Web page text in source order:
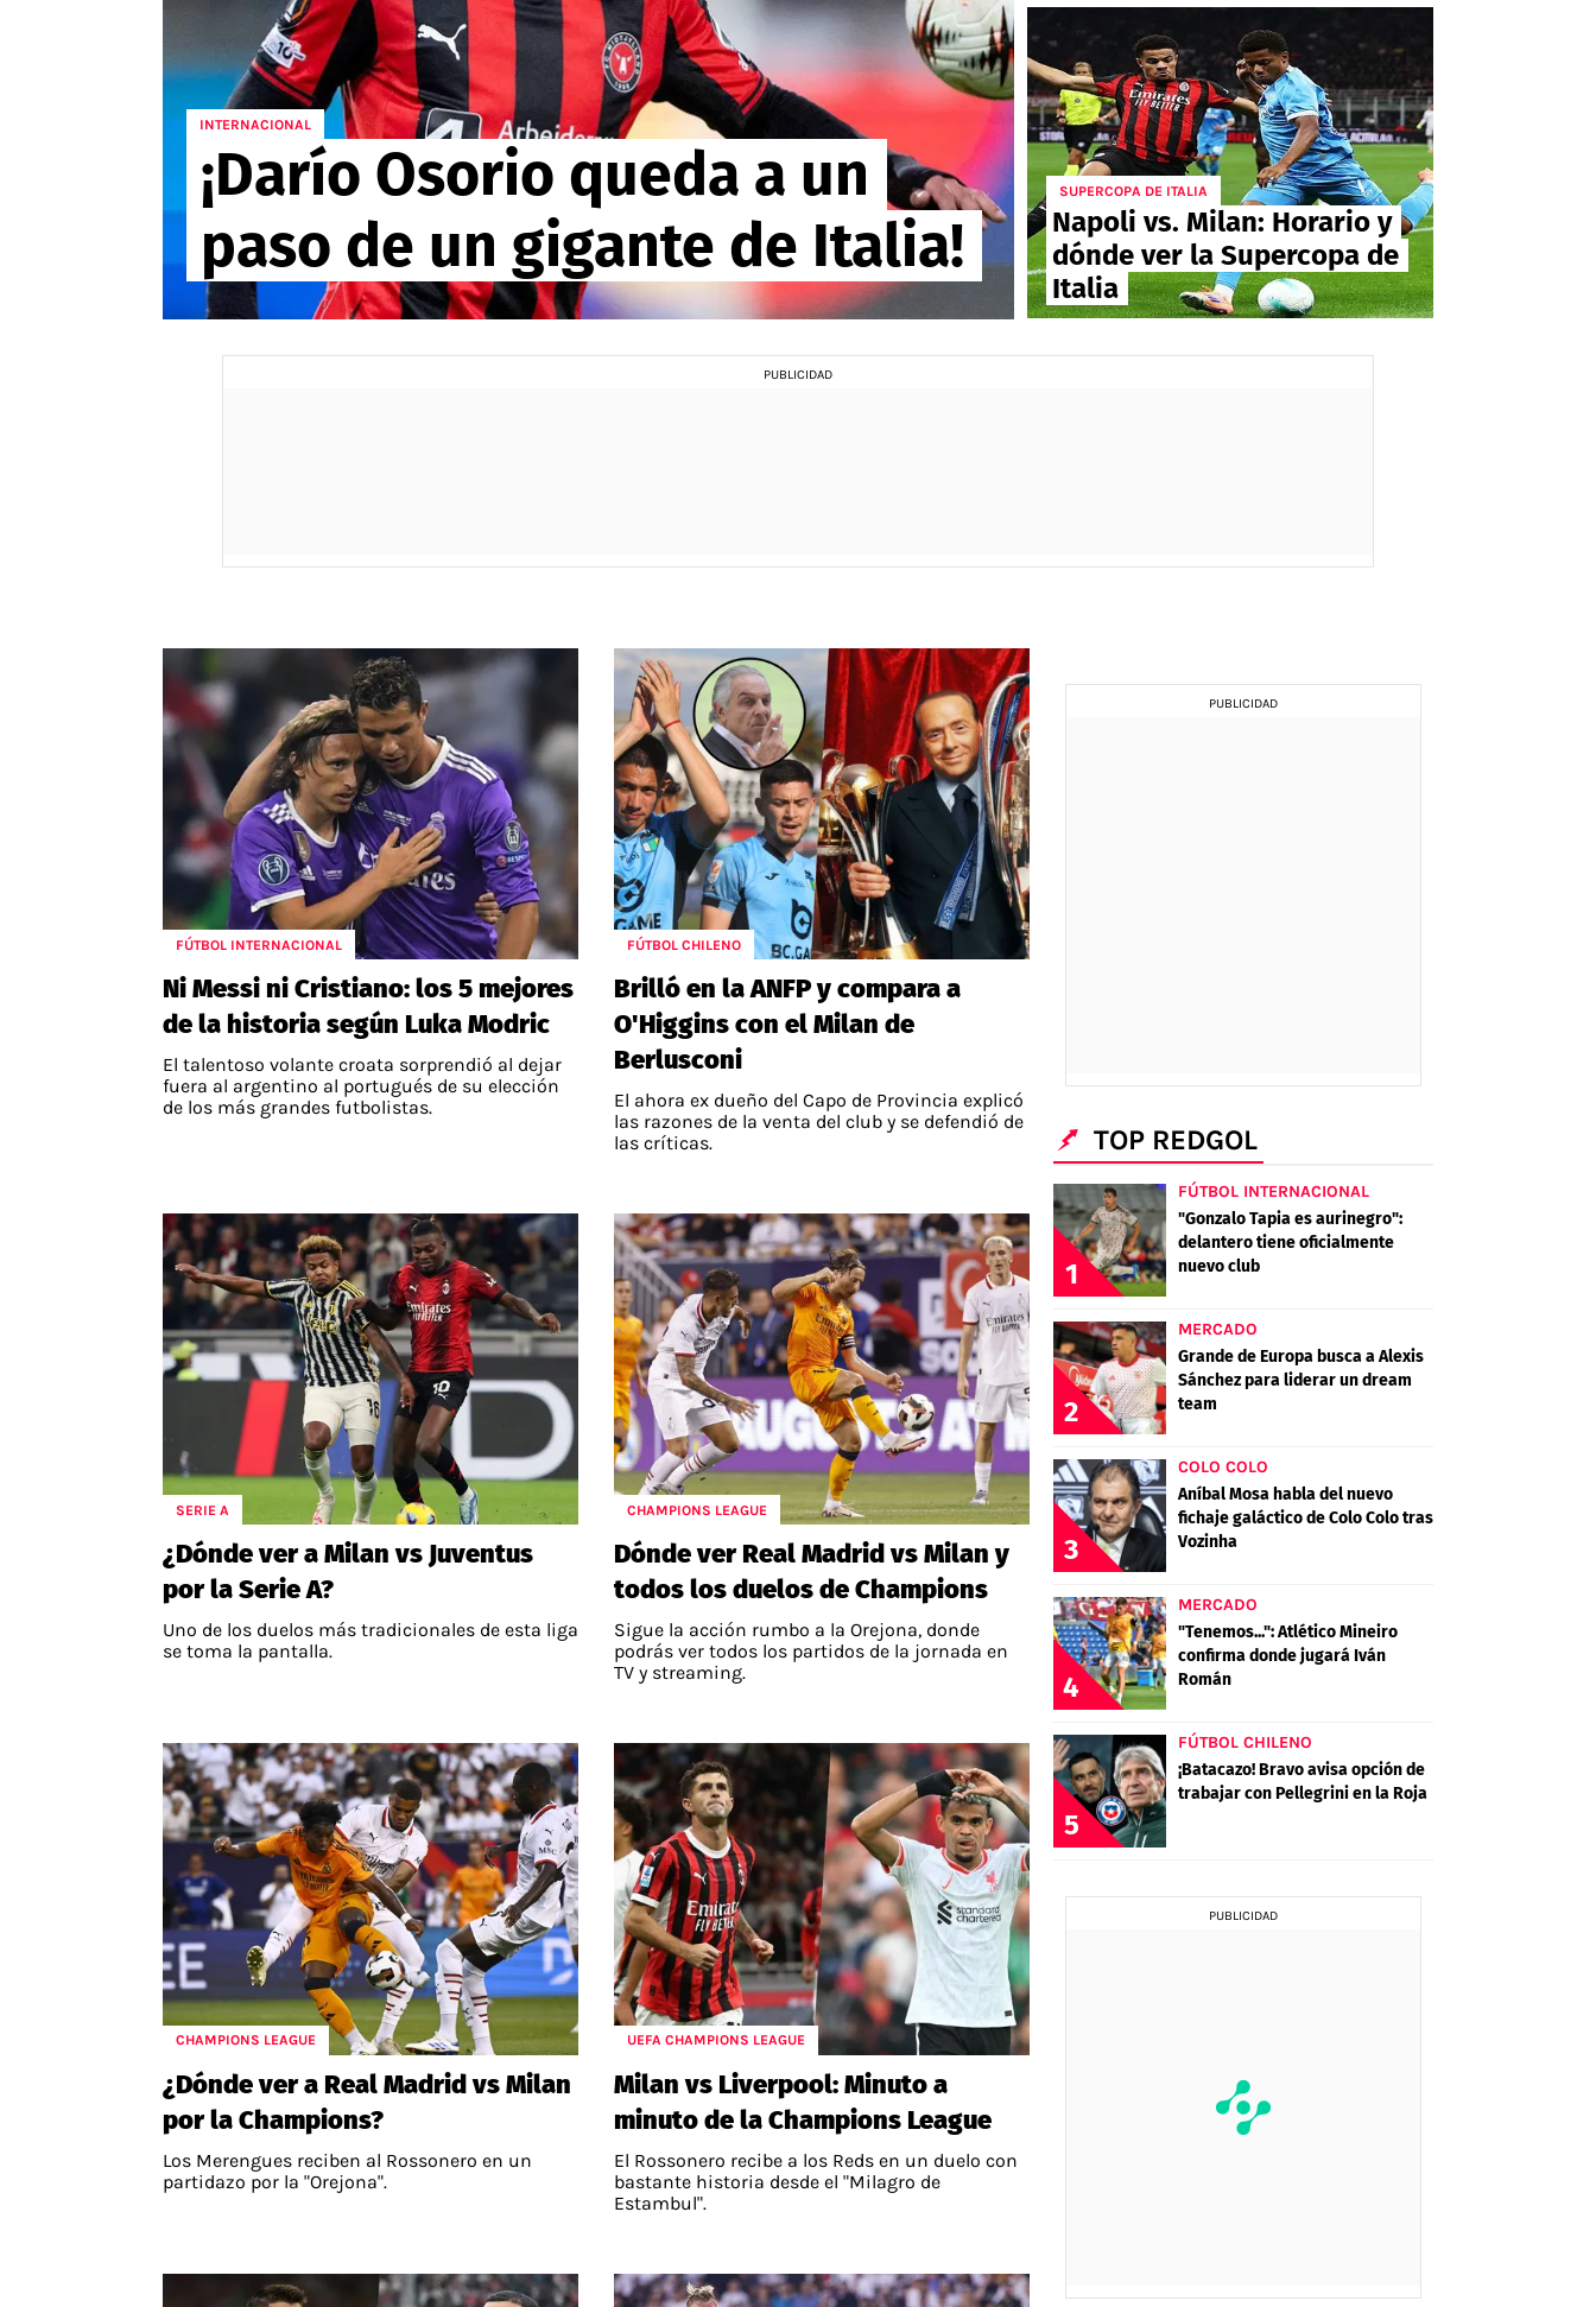
INTERNACIONAL
¡Darío Osorio queda a un
paso de un gigante de Italia!
SUPERCOPA DE ITALIA
Napoli vs. Milan: Horario y
dónde ver la Supercopa de
Italia
FÚTBOL INTERNACIONAL
Ni Messi ni Cristiano: los 5 mejores
de la historia según Luka Modric
El talentoso volante croata sorprendió al dejar
fuera al argentino al portugués de su elección
de los más grandes futbolistas.
FÚTBOL CHILENO
Brilló en la ANFP y compara a
O'Higgins con el Milan de
Berlusconi
El ahora ex dueño del Capo de Provincia explicó
las razones de la venta del club y se defendió de
las críticas.
SERIE A
¿Dónde ver a Milan vs Juventus
por la Serie A?
Uno de los duelos más tradicionales de esta liga
se toma la pantalla.
CHAMPIONS LEAGUE
Dónde ver Real Madrid vs Milan y
todos los duelos de Champions
Sigue la acción rumbo a la Orejona, donde
podrás ver todos los partidos de la jornada en
TV y streaming.
CHAMPIONS LEAGUE
¿Dónde ver a Real Madrid vs Milan
por la Champions?
Los Merengues reciben al Rossonero en un
partidazo por la "Orejona".
UEFA CHAMPIONS LEAGUE
Milan vs Liverpool: Minuto a
minuto de la Champions League
El Rossonero recibe a los Reds en un duelo con
bastante historia desde el "Milagro de
Estambul".
TOP REDGOL
1
FÚTBOL INTERNACIONAL
"Gonzalo Tapia es aurinegro":
delantero tiene oficialmente
nuevo club
2
MERCADO
Grande de Europa busca a Alexis
Sánchez para liderar un dream
team
3
COLO COLO
Aníbal Mosa habla del nuevo
fichaje galáctico de Colo Colo tras
Vozinha
4
MERCADO
"Tenemos...": Atlético Mineiro
confirma donde jugará Iván
Román
5
FÚTBOL CHILENO
¡Batacazo! Bravo avisa opción de
trabajar con Pellegrini en la Roja